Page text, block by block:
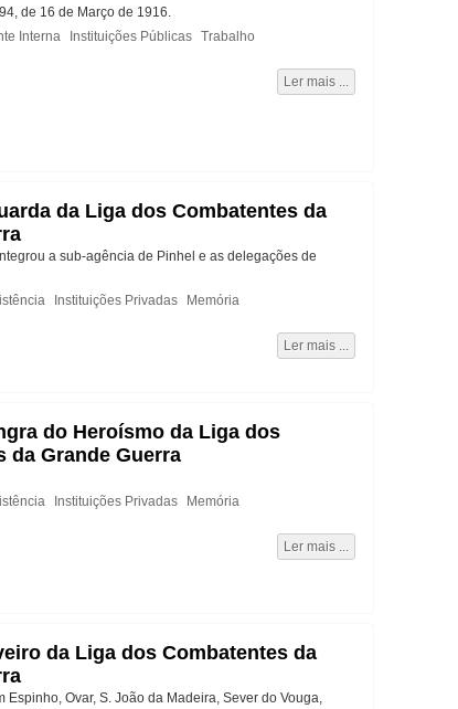
de 16 de Março de 1916.
Interna Instituições Públicas Trabalho
Ler mais ...
da Liga dos Combatentes da
a sub-agência de Pinhel e as delegações de
Instituições Privadas Memória
Ler mais ...
do Heroísmo da Liga dos
da Grande Guerra
Instituições Privadas Memória
Ler mais ...
da Liga dos Combatentes da
Espinho, Ovar, S. João da Madeira, Sever do Vouga,